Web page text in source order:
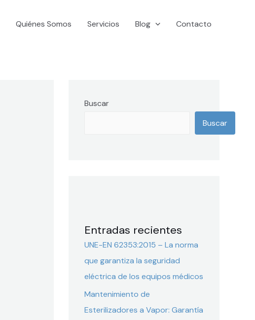
Quiénes Somos Servicios Blog Contacto
Buscar
Buscar
Entradas recientes
UNE-EN 62353:2015 – La norma
que garantiza la seguridad
eléctrica de los equipos médicos
Mantenimiento de
Esterilizadores a Vapor: Garantía